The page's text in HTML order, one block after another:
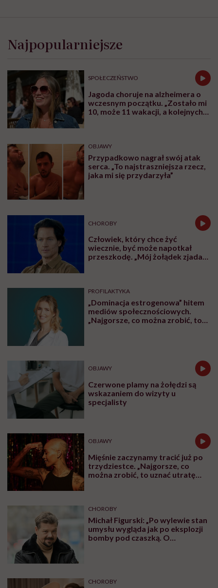
Najpopularniejsze
SPOŁECZEŃSTWO
Jagoda choruje na alzheimera o
wczesnym początku. „Zostało mi
10, może 11 wakacji, a kolejnych
OBJAWY
Przypadkowo nagrał swój atak
serca. „To najstraszniejsza rzecz,
jaka mi się przydarzyła”
CHOROBY
Człowiek, który chce żyć
wiecznie, być może napotkał
przeszkodę. „Mój żołądek zjada
PROFILAKTYKA
„Dominacja estrogenowa” hitem
mediów społecznościowych.
„Najgorsze, co można zrobić, to
OBJAWY
Czerwone plamy na żołędzi są
wskazaniem do wizyty u
specjalisty
OBJAWY
Mięśnie zaczynamy tracić już po
trzydziestce. „Najgorsze, co
można zrobić, to uznać utratę
CHOROBY
Michał Figurski: „Po wylewie stan
umysłu wygląda jak po eksplozji
bomby pod czaszką. O
CHOROBY